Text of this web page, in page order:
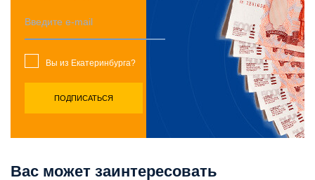
Вы из Екатеринбурга?
Вас может заинтересовать